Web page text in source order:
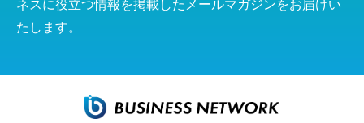
ネスに役立つ情報を掲載したメールマガジンをお届けい
たします。